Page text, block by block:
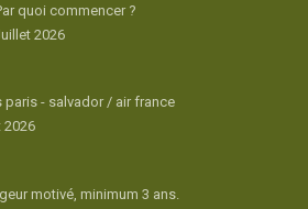
quoi commencer ?
2026
- salvador / air france
2026
motivé, minimum 3 ans.